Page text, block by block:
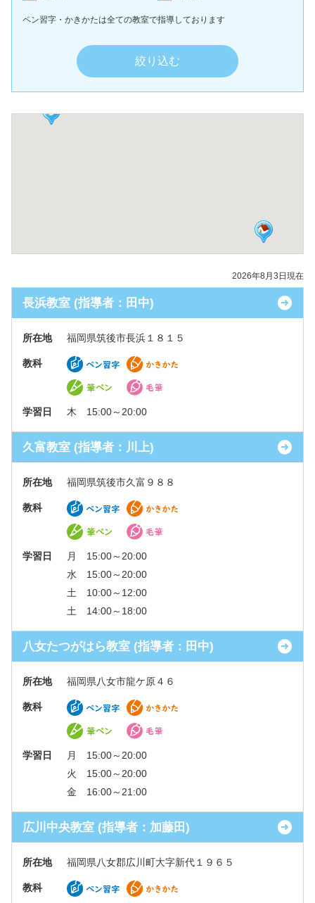
ペン習字・かきかたは全ての教室で指導しております
2026年8月3日現在
長浜教室 (指導者：田中)
所在地 福岡県筑後市長浜１８１５
教科
学習日 木 15:00～20:00
久富教室 (指導者：川上)
所在地 福岡県筑後市久富９８８
教科
学習日
月 15:00～20:00
水 15:00～20:00
土 10:00～12:00
土 14:00～18:00
八女たつがはら教室 (指導者：田中)
所在地 福岡県八女市龍ケ原４６
教科
学習日
月 15:00～20:00
火 15:00～20:00
金 16:00～21:00
広川中央教室 (指導者：加藤田)
所在地 福岡県八女郡広川町大字新代１９６５
教科